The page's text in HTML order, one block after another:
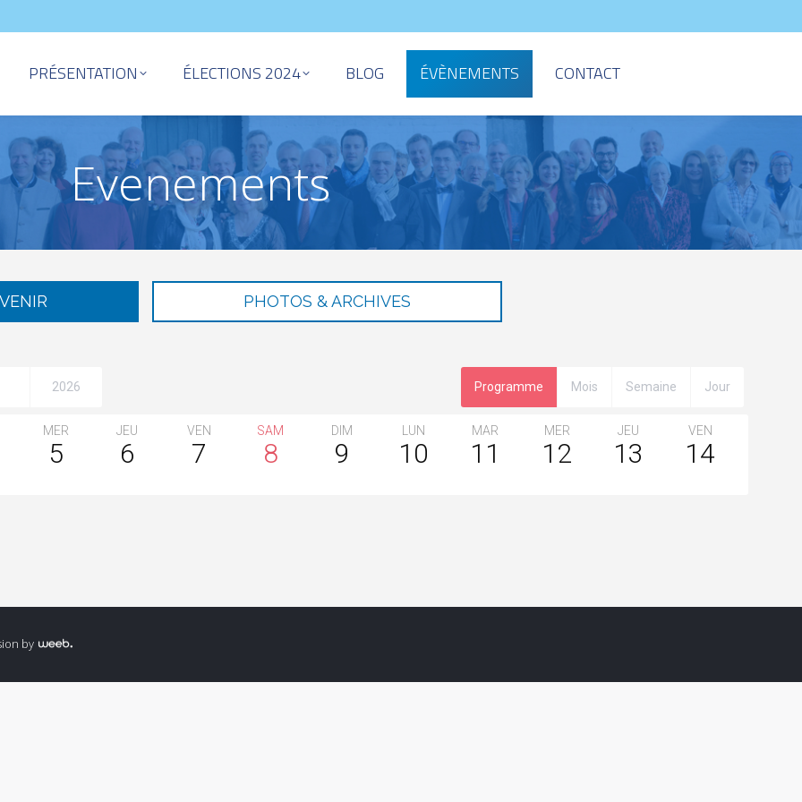
PRÉSENTATION ÉLECTIONS 2024 BLOG ÉVÈNEMENTS CONTACT
Evenements
Vous êtes ici :
PHOTOS & ARCHIVES
2026 Programme Mois Semaine Jour
MER
5
JEU
6
VEN
7
SAM
8
DIM
9
LUN
10
MAR
11
MER
12
JEU
13
VEN
14
Tout voir
by